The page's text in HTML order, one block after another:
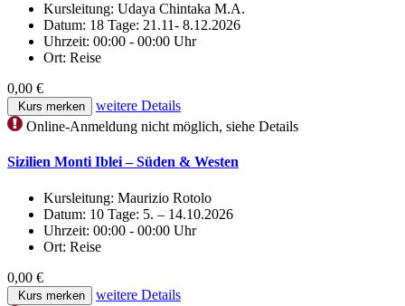
Kursleitung: Udaya Chintaka M.A.
Datum: 18 Tage: 21.11- 8.12.2026
Uhrzeit: 00:00 - 00:00 Uhr
Ort: Reise
0,00 €
Kurs merken
weitere Details
Online-Anmeldung nicht möglich, siehe Details
Sizilien Monti Iblei – Süden & Westen
Kursleitung: Maurizio Rotolo
Datum: 10 Tage: 5. – 14.10.2026
Uhrzeit: 00:00 - 00:00 Uhr
Ort: Reise
0,00 €
Kurs merken
weitere Details